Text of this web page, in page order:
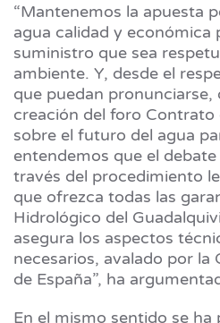
“Mantenemos la apuesta
agua calidad y económica
suministro que sea
ambiente. Y, desde el
que puedan pronunciarse,
creación del foro Contrato
sobre el futuro del agua
entendemos que el
través del procedimiento
que ofrezca todas las
Hidrológico del
asegura los aspectos
necesarios, avalado por la
de España”, ha
En el mismo sentido se ha